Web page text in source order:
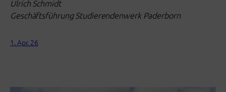
Ulrich Schmidt
Geschäftsführung Studierendenwerk Paderborn
1. Apr. 26